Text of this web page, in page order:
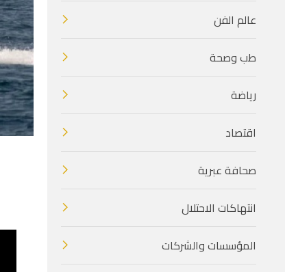
عالم الفن
طب وصحة
رياضة
اقتصاد
صحافة عبرية
انتهاكات الاحتلال
المؤسسات والشركات